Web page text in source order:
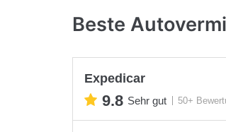
Beste
Expedicar
9.8 Sehr gut 50+